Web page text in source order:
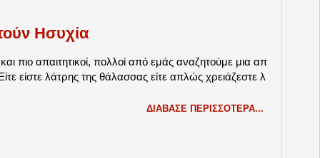
Ησυχία
πιο απαιτητικοί, πολλοί από εμάς αναζητούμε μια απ
είστε λάτρης της θάλασσας είτε απλώς χρειάζεστε λ
ΔΙΆΒΑΣΕ ΠΕΡΙΣΣΌΤΕΡΑ...